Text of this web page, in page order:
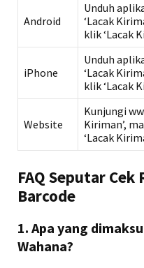
Android
Unduh
‘Lacak
klik ‘Lacak
iPhone
Unduh
‘Lacak
klik ‘Lacak
Website
Kunjungi
Kiriman’,
‘Lacak
FAQ Seputar Cek
Barcode
1. Apa yang
Wahana?